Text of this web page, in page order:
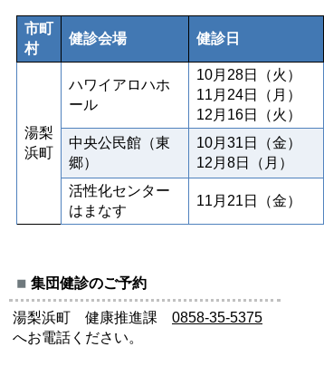
市町
村
健診会場 健診日
湯梨
浜町
ハワイアロハホ
ール
10月28日（火）
11月24日（月）
12月16日（火）
中央公民館（東
郷）
10月31日（金）
12月8日（月）
活性化センター
はまなす
11月21日（金）
集団健診のご予約
湯梨浜町 健康推進課 0858-35-5375
へお電話ください。